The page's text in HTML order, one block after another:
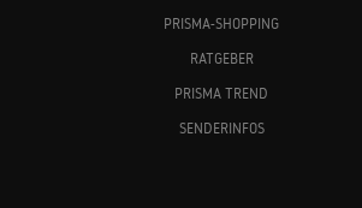
PRISMA-SHOPPING
RATGEBER
PRISMA TREND
SENDERINFOS